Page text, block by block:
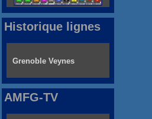
Historique lignes
Grenoble Veynes
AMFG-TV